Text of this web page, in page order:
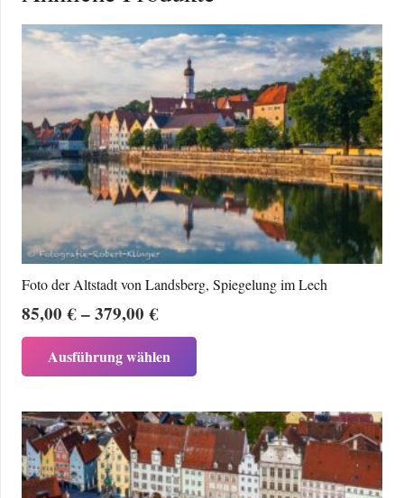
Foto der Altstadt von Landsberg, Spiegelung im Lech
85,00€–379,00€Preisspanne:
85,00 €
bis
379,00 €
Ausführung wählen
mehrere
Varianten
auf.
Die